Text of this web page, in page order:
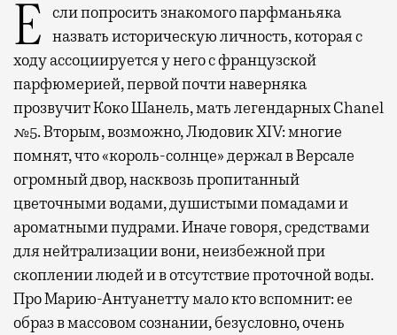
Если попросить знакомого парфманьяка назвать историческую личность, которая с
ходу ассоциируется у него с французской
парфюмерией, первой почти наверняка
прозвучит Коко Шанель, мать легендарных Chanel
№5. Вторым, возможно, Людовик XIV: многие
помнят, что «король-солнце» держал в Версале
огромный двор, насквозь пропитанный
цветочными водами, душистыми помадами и
ароматными пудрами. Иначе говоря, средствами
для нейтрализации вони, неизбежной при
скоплении людей и в отсутствие проточной воды.
Про Марию-Антуанетту мало кто вспомнит: ее
образ в массовом сознании, безусловно, очень